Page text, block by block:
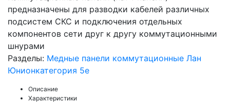
предназначены для разводки кабелей различных
подсистем СКС и подключения отдельных
компонентов сети друг к другу коммутационными
шнурами
Разделы: Медные панели коммутационные Лан
Юнионкатегория 5e
Описание
Характеристики